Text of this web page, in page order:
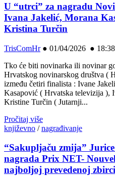
U “utrci” za nagradu
Ivana Jakelić, Morana
Kristina Turčin
TrisComHr● 01/04/2026 ● 18:38
Tko će biti novinarka ili novinar
Hrvatskog novinarskog društva (
između četiri finalista : Ivane
Kasapović ( Hrvatska televizija ),
Kristine Turčin ( Jutarnji...
Pročitaj više
književno /nagrađivanje
“Sakupljaču zmija”
nagrada Prix NET-
najboljoj prevedenoj